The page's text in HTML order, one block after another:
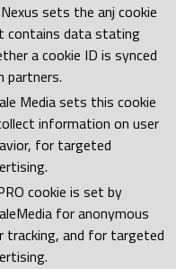
sets the anj cookie
contains data stating
a cookie ID is synced
partners.
Media sets this cookie
information on user
for targeted
cookie is set by
for anonymous
tracking, and for targeted